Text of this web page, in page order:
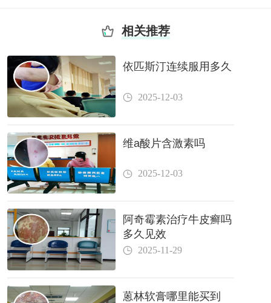
相关推荐
依匹斯汀连续服用多久
2025-12-03
维a酸片含激素吗
2025-12-03
阿奇霉素治疗牛皮癣吗
多久见效
2025-11-29
蒽林软膏哪里能买到